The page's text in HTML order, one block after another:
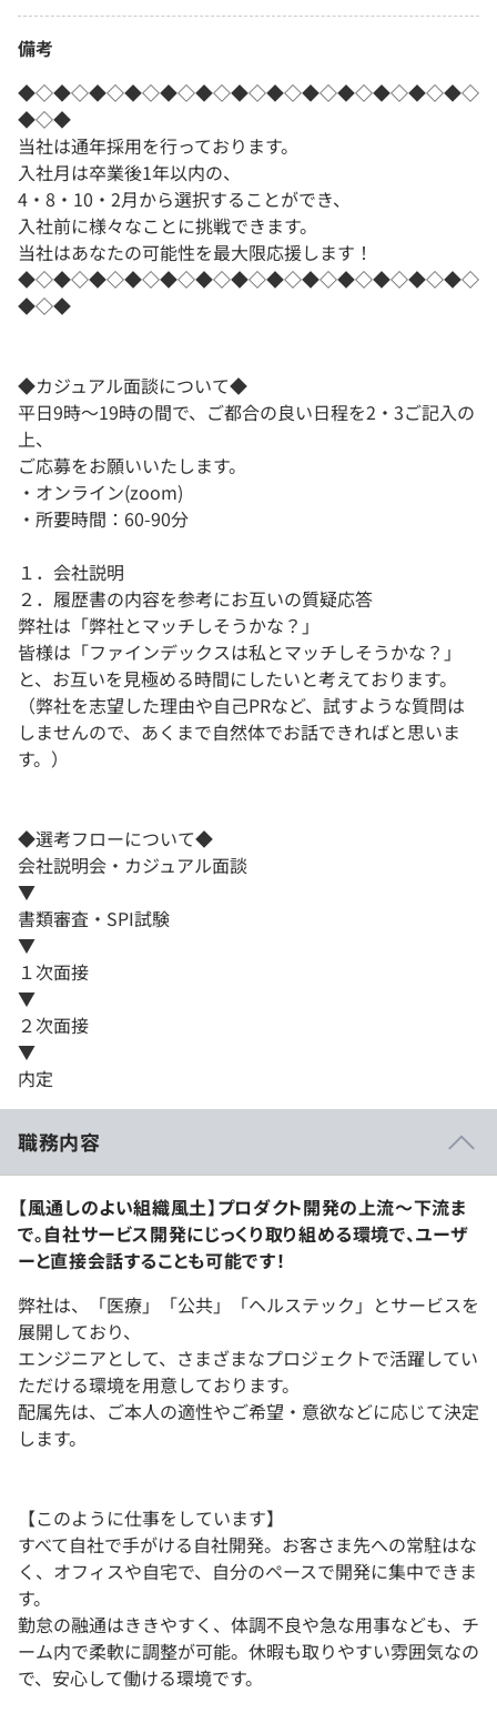
備考
◆◇◆◇◆◇◆◇◆◇◆◇◆◇◆◇◆◇◆◇◆◇◆◇◆◇
◆◇◆
当社は通年採用を行っております。
入社月は卒業後1年以内の、
4・8・10・2月から選択することができ、
入社前に様々なことに挑戦できます。
当社はあなたの可能性を最大限応援します！
◆◇◆◇◆◇◆◇◆◇◆◇◆◇◆◇◆◇◆◇◆◇◆◇◆◇
◆◇◆
◆カジュアル面談について◆
平日9時～19時の間で、ご都合の良い日程を2・3ご記入の
上、
ご応募をお願いいたします。
・オンライン(zoom)
・所要時間：60-90分
１．会社説明
２．履歴書の内容を参考にお互いの質疑応答
弊社は「弊社とマッチしそうかな？」
皆様は「ファインデックスは私とマッチしそうかな？」
と、お互いを見極める時間にしたいと考えております。
（弊社を志望した理由や自己PRなど、試すような質問は
しませんので、あくまで自然体でお話できればと思いま
す。）
◆選考フローについて◆
会社説明会・カジュアル面談
▼
書類審査・SPI試験
▼
１次面接
▼
２次面接
▼
内定
職務内容
【風通しのよい組織風土】プロダクト開発の上流～下流ま
で。自社サービス開発にじっくり取り組める環境で、ユーザ
ーと直接会話することも可能です！
弊社は、「医療」「公共」「ヘルステック」とサービスを
展開しており、
エンジニアとして、さまざまなプロジェクトで活躍してい
ただける環境を用意しております。
配属先は、ご本人の適性やご希望・意欲などに応じて決定
します。
【このように仕事をしています】
すべて自社で手がける自社開発。お客さま先への常駐はな
く、オフィスや自宅で、自分のペースで開発に集中できま
す。
勤怠の融通はききやすく、体調不良や急な用事なども、チ
ーム内で柔軟に調整が可能。休暇も取りやすい雰囲気なの
で、安心して働ける環境です。